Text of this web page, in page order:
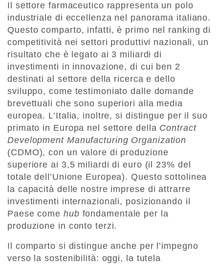
Il settore farmaceutico rappresenta un polo
industriale di eccellenza nel panorama italiano.
Questo comparto, infatti, è primo nel ranking di
competitività nei settori produttivi nazionali, un
risultato che è legato ai 3 miliardi di
investimenti in innovazione, di cui ben 2
destinati al settore della ricerca e dello
sviluppo, come testimoniato dalle domande
brevettuali che sono superiori alla media
europea. L’Italia, inoltre, si distingue per il suo
primato in Europa nel settore della Contract
Development Manufacturing Organization
(CDMO), con un valore di produzione
superiore ai 3,5 miliardi di euro (il 23% del
totale dell’Unione Europea). Questo sottolinea
la capacità delle nostre imprese di attrarre
investimenti internazionali, posizionando il
Paese come hub fondamentale per la
produzione in conto terzi.
Il comparto si distingue anche per l’impegno
verso la sostenibilità: oggi, la tutela